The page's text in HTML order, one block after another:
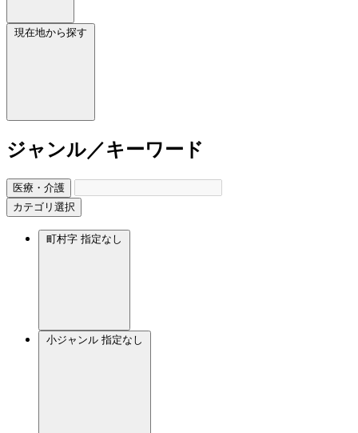
現在地から探す
ジャンル／キーワード
医療・介護
カテゴリ選択
町村字 指定なし
小ジャンル 指定なし